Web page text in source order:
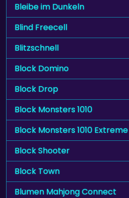
Bleibe im Dunkeln
Blind Freecell
Blitzschnell
Block Domino
Block Drop
Block Monsters 1010
Block Monsters 1010 Extreme
Block Shooter
Block Town
Blumen Mahjong Connect